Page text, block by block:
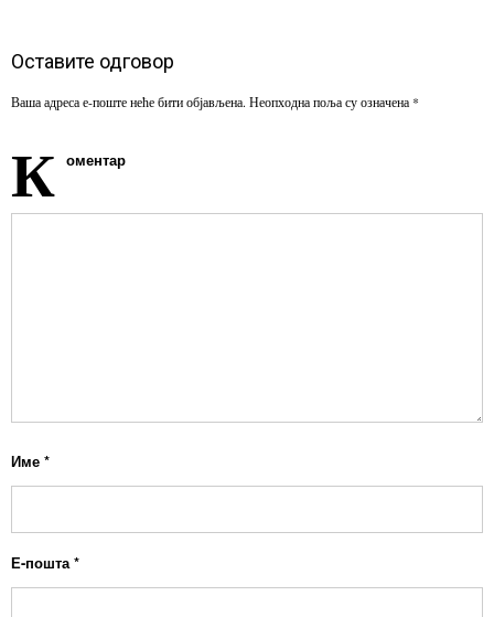
Оставите одговор
Ваша адреса е-поште неће бити објављена. Неопходна поља су означена *
К оментар
Име *
Е-пошта*